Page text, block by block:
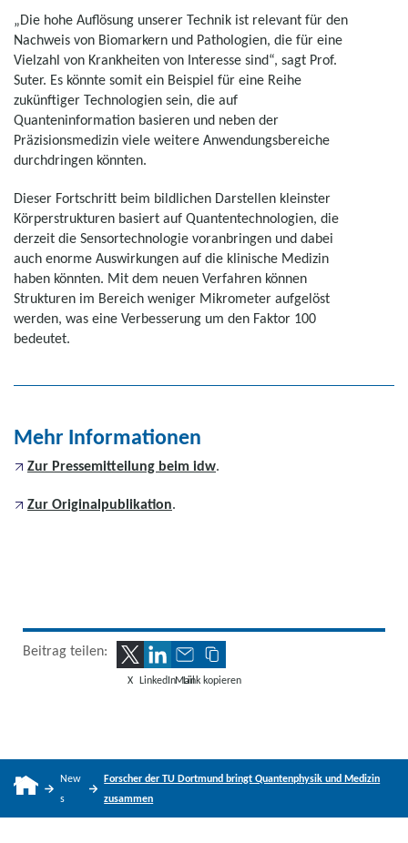
„Die hohe Auflösung unserer Technik ist relevant für den
Nachweis von Biomarkern und Pathologien, die für eine
Vielzahl von Krankheiten von Interesse sind“, sagt Prof.
Suter. Es könnte somit ein Beispiel für eine Reihe
zukünftiger Technologien sein, die auf
Quanteninformation basieren und neben der
Präzisionsmedizin viele weitere Anwendungsbereiche
durchdringen könnten.
Dieser Fortschritt beim bildlichen Darstellen kleinster
Körperstrukturen basiert auf Quantentechnologien, die
derzeit die Sensortechnologie voranbringen und dabei
auch enorme Auswirkungen auf die klinische Medizin
haben könnten. Mit dem neuen Verfahren können
Strukturen im Bereich weniger Mikrometer aufgelöst
werden, was eine Verbesserung um den Faktor 100
bedeutet.
Mehr Informationen
Zur Pressemitteilung beim idw.
Zur Originalpublikation.
Beitrag teilen:
X LinkedInMailLink kopieren
New
s
Forscher der TU Dortmund bringt Quantenphysik und Medizin
zusammen